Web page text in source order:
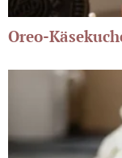
Oreo-